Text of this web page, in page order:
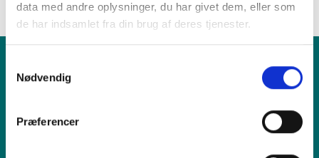
data med andre oplysninger, du har givet dem, eller som
de har indsamlet fra din brug af deres tjenester.
Nødvendig
Præferencer